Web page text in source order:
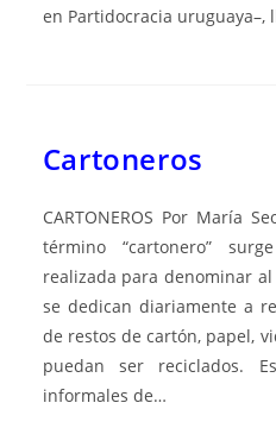
en Partidocracia uruguaya–,
Cartoneros
CARTONEROS Por María
término “cartonero”
realizada para denominar al
se dedican diariamente a
de restos de cartón, papel,
puedan ser reciclados.
informales de…